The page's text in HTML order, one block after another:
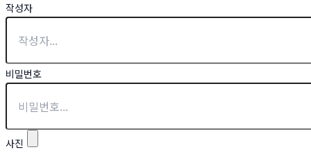
작성자
비밀번호
사진